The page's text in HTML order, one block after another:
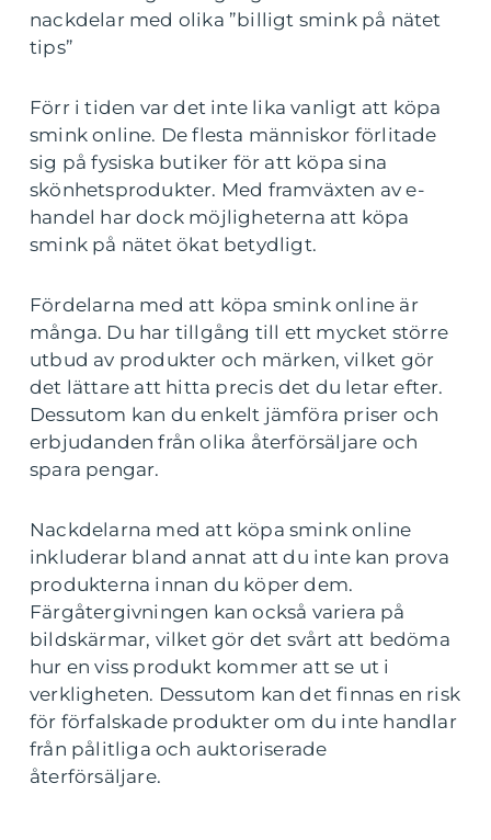
nackdelar med olika ”billigt smink på nätet
tips”
Förr i tiden var det inte lika vanligt att köpa
smink online. De flesta människor förlitade
sig på fysiska butiker för att köpa sina
skönhetsprodukter. Med framväxten av e-
handel har dock möjligheterna att köpa
smink på nätet ökat betydligt.
Fördelarna med att köpa smink online är
många. Du har tillgång till ett mycket större
utbud av produkter och märken, vilket gör
det lättare att hitta precis det du letar efter.
Dessutom kan du enkelt jämföra priser och
erbjudanden från olika återförsäljare och
spara pengar.
Nackdelarna med att köpa smink online
inkluderar bland annat att du inte kan prova
produkterna innan du köper dem.
Färgåtergivningen kan också variera på
bildskärmar, vilket gör det svårt att bedöma
hur en viss produkt kommer att se ut i
verkligheten. Dessutom kan det finnas en risk
för förfalskade produkter om du inte handlar
från pålitliga och auktoriserade
återförsäljare.